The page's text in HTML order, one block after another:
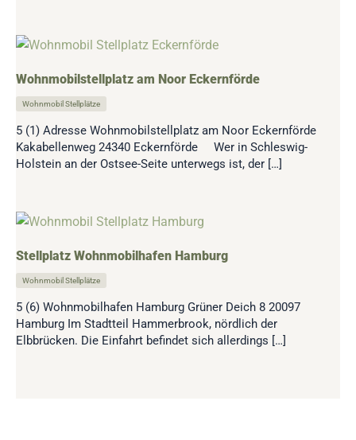
Wohnmobilstellplatz am Noor Eckernförde
Wohnmobil Stellplätze
5 (1) Adresse Wohnmobilstellplatz am Noor Eckernförde
Kakabellenweg 24340 Eckernförde Wer in Schleswig-
Holstein an der Ostsee-Seite unterwegs ist, der […]
Stellplatz Wohnmobilhafen Hamburg
Wohnmobil Stellplätze
5 (6) Wohnmobilhafen Hamburg Grüner Deich 8 20097
Hamburg Im Stadtteil Hammerbrook, nördlich der
Elbbrücken. Die Einfahrt befindet sich allerdings […]